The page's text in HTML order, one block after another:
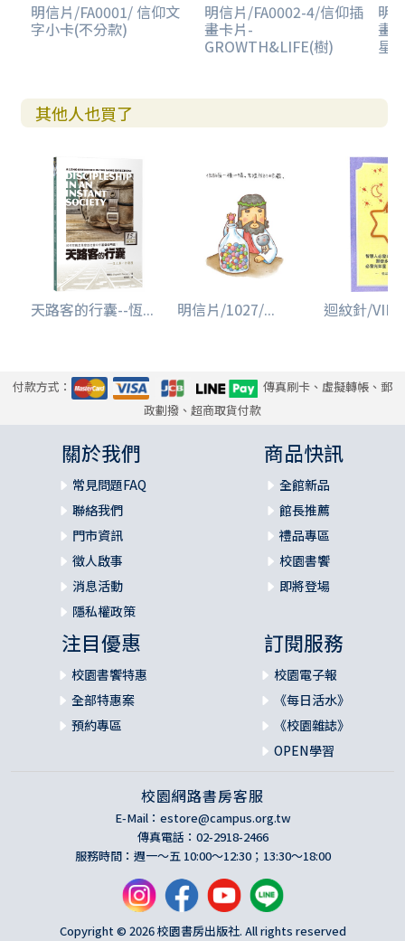
明信片/FA0001/ 信仰文
字小卡(不分款)
明信片/FA0002-4/信仰插
畫卡片-
GROWTH&LIFE(樹)
明
畫
星)
其他人也買了
天路客的行囊--恆... 明信片/1027/... 迴紋針/
付款方式：
傳真刷卡、虛擬轉帳、郵
政劃撥、超商取貨付款
關於我們
常見問題FAQ
聯絡我們
門市資訊
徵人啟事
消息活動
隱私權政策
商品快訊
全館新品
館長推薦
禮品專區
校園書饗
即將登場
注目優惠
校園書饗特惠
全部特惠案
預約專區
訂閱服務
校園電子報
《每日活水》
《校園雜誌》
OPEN學習
校園網路書房客服
E-Mail： estore@campus.org.tw
傳真電話：02-2918-2466
服務時間：週一～五 10:00～12:30；13:30～18:00
Copyright © 2026 校園書房出版社. All rights reserved